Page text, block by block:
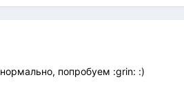
попробуем :grin: :)